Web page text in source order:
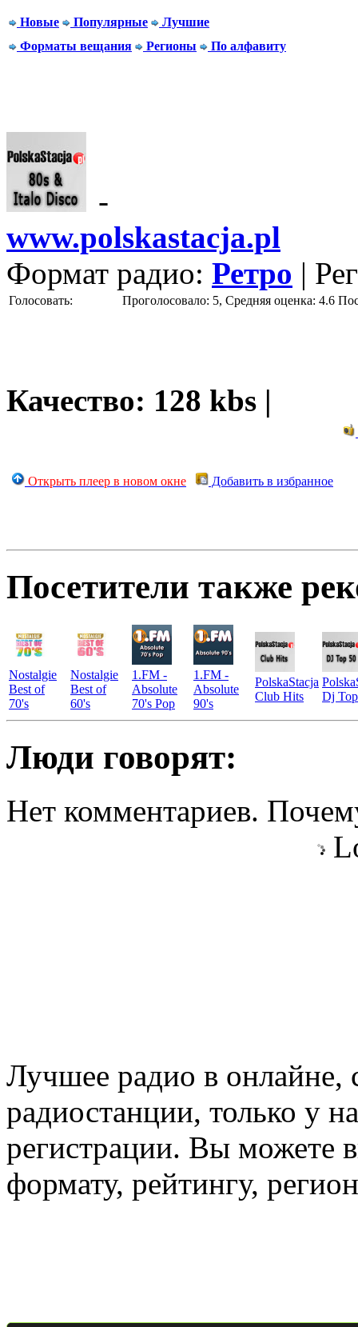
Новые Популярные
Лучшие
Форматы вещания
Регионы По алфавиту
-
www.polskastacja.pl
Формат радио: Ретро |
Голосовать: Проголосовало: 5, Средняя оценка: 4.6
Качество: 128 kbs |
Открыть плеер в новом окне Добавить в избранное
Посетители также
Nostalgie
Best of
70's
Nostalgie
Best of
60's
1.FM -
Absolute
70's Pop
1.FM -
Absolute
90's
PolskaStacja
Club Hits
Dj
Люди говорят:
Нет комментариев.
Лучшее радио в онлайне,
радиостанции, только у
регистрации. Вы можете
формату, рейтингу,